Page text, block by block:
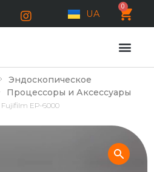
UA
0
Эндоскопическое
Процессоры и Аксессуары
EP-6000